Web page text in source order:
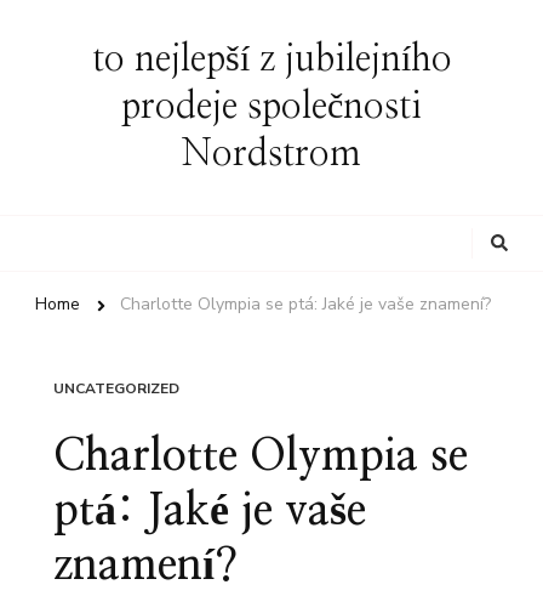
to nejlepší z jubilejního
prodeje společnosti
Nordstrom
Home Charlotte Olympia se ptá: Jaké je vaše znamení?
UNCATEGORIZED
Charlotte Olympia se
ptá: Jaké je vaše
znamení?